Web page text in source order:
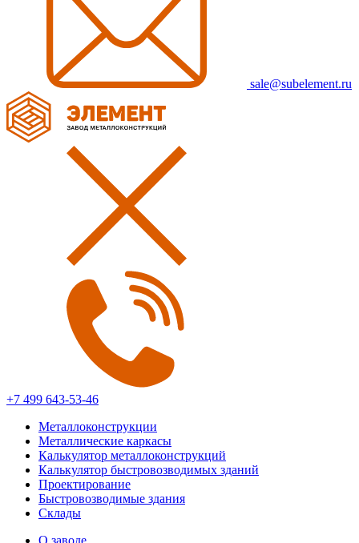
sale@subelement.ru
+7 499 643-53-46
Металлоконструкции
Металлические каркасы
Калькулятор металлоконструкций
Калькулятор быстровозводимых зданий
Проектирование
Быстровозводимые здания
Склады
О заводе